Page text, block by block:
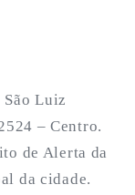
Luiz
– Centro.
de Alerta da
da cidade.